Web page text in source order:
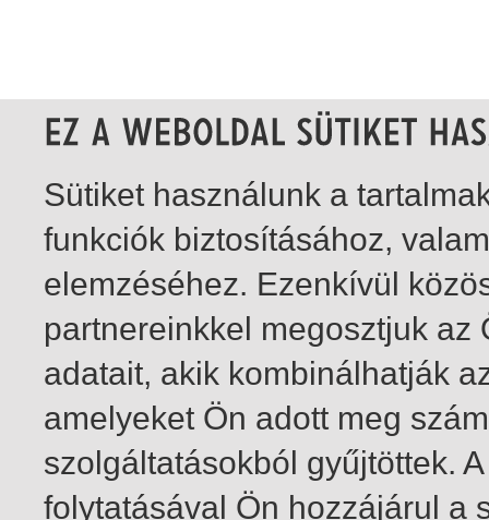
/ insgesamt 49 Treffer
Sütiket használunk a
funkciók biztosításához,
elemzéséhez. Ezenkívül
partnereinkkel megosztjuk
adatait, akik kombinálhatják
amelyeket Ön adott meg
szolgáltatásokból gyűjtöttek.
folytatásával Ön hozzájárul a